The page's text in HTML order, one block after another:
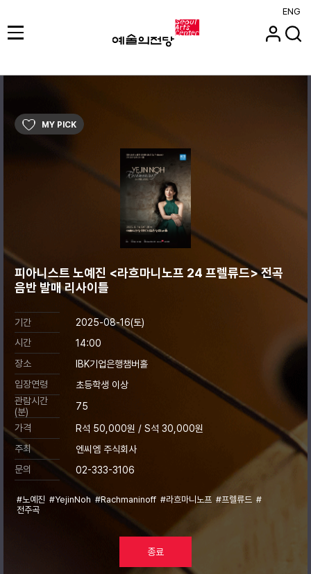
ENG
MY PICK
피아니스트 노예진 <라흐마니노프 24 프렐류드> 전곡
음반 발매 리사이틀
기간
2025-08-16(토)
시간
14:00
장소
IBK기업은행챔버홀
입장연령
초등학생 이상
관람시간
(분)
75
가격
R석 50,000원 / S석 30,000원
주최
엔씨엠 주식회사
문의
02-333-3106
#노예진 #YejinNoh #Rachmaninoff #라흐마니노프 #프렐류드 #
전주곡
종료